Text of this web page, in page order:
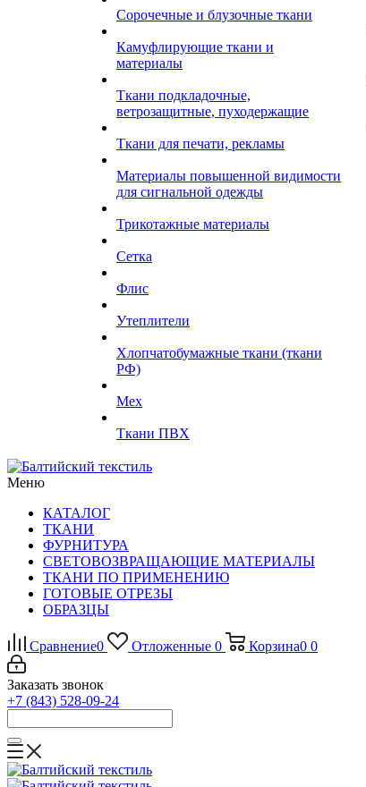
Сорочечные и блузочные ткани
Камуфлирующие ткани и
материалы
Ткани подкладочные,
ветрозащитные, пуходержащие
Ткани для печати, рекламы
Материалы повышенной видимости
для сигнальной одежды
Трикотажные материалы
Сетка
Флис
Утеплители
Хлопчатобумажные ткани (ткани
РФ)
Мех
Ткани ПВХ
Меню
КАТАЛОГ
ТКАНИ
ФУРНИТУРА
СВЕТОВОЗВРАЩАЮЩИЕ МАТЕРИАЛЫ
ТКАНИ ПО ПРИМЕНЕНИЮ
ГОТОВЫЕ ОТРЕЗЫ
ОБРАЗЦЫ
Сравнение0 Отложенные 0 Корзина0 0
Заказать звонок
+7 (843) 528-09-24